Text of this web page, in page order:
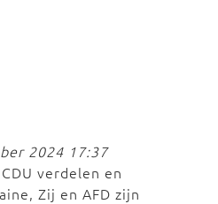
2024 17:37
verdelen en
Zij en AFD zijn